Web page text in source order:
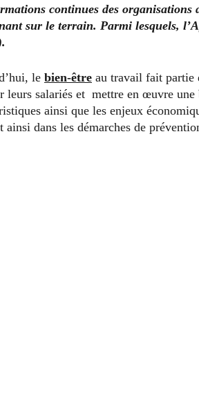
continues des organisations
sur le terrain. Parmi lesquels,
le bien-être au travail fait partie
leurs salariés et mettre en œuvre une
ainsi que les enjeux
ainsi dans les démarches de